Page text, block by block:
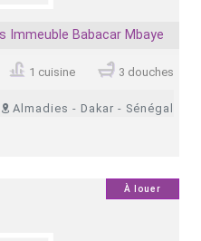
Immeuble Babacar Mbaye
1 cuisine 3 douches
Almadies - Dakar - Sénégal
À louer0